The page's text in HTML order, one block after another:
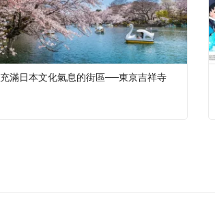
充滿日本文化氣息的街區──東京吉祥寺